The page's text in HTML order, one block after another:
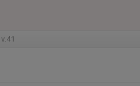
v.41